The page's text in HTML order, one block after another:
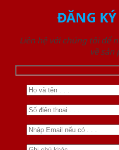
ĐĂNG
Liên hệ với chúng tôi để
về sản